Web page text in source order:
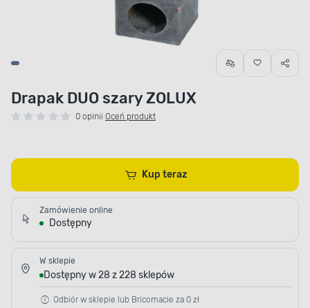
Drapak DUO szary ZOLUX
0 opinii Oceń produkt
Kup teraz
Zamówienie online
Dostępny
W sklepie
Dostępny w 28 z 228 sklepów
Odbiór w sklepie lub Bricomacie za 0 zł